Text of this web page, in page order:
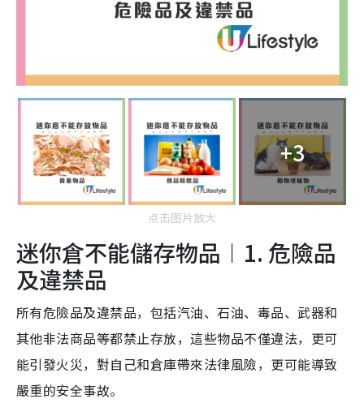
+3
点击图片放大
迷你倉不能儲存物品︱1. 危險品
及違禁品
所有危險品及違禁品，包括汽油、石油、毒品、武器和
其他非法商品等都禁止存放，這些物品不僅違法，更可
能引發火災，對自己和倉庫帶來法律風險，更可能導致
嚴重的安全事故。